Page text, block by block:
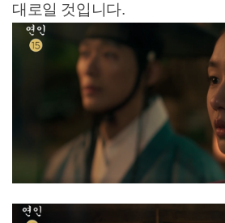
대로일 것입니다.